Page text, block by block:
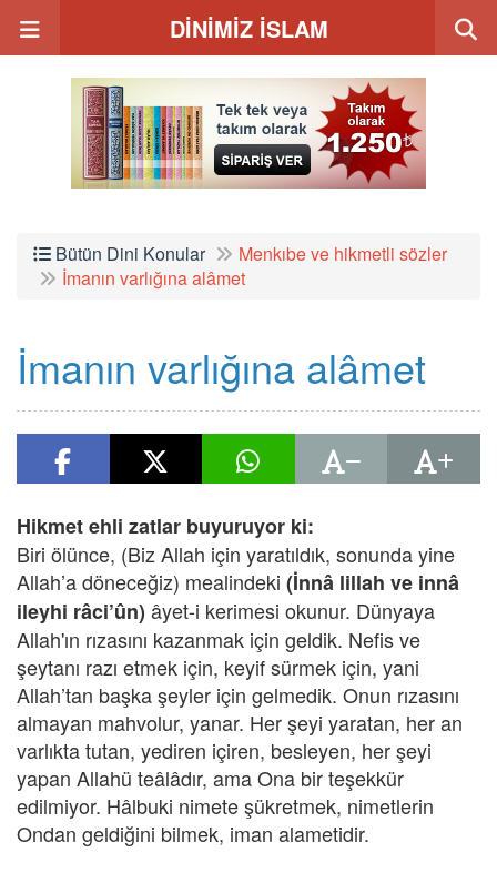
DİNİMİZ İSLAM
Bütün Dini Konular
Menkıbe ve hikmetli sözler
İmanın varlığına alâmet
İmanın varlığına alâmet
Hikmet ehli zatlar buyuruyor ki:
Biri ölünce, (Biz Allah için yaratıldık, sonunda yine
Allah’a döneceğiz) mealindeki (İnnâ lillah ve innâ
ileyhi râci’ûn) âyet-i kerimesi okunur. Dünyaya
Allah'ın rızasını kazanmak için geldik. Nefis ve
şeytanı razı etmek için, keyif sürmek için, yani
Allah’tan başka şeyler için gelmedik. Onun rızasını
almayan mahvolur, yanar. Her şeyi yaratan, her an
varlıkta tutan, yediren içiren, besleyen, her şeyi
yapan Allahü teâlâdır, ama Ona bir teşekkür
edilmiyor. Hâlbuki nimete şükretmek, nimetlerin
Ondan geldiğini bilmek, iman alametidir.